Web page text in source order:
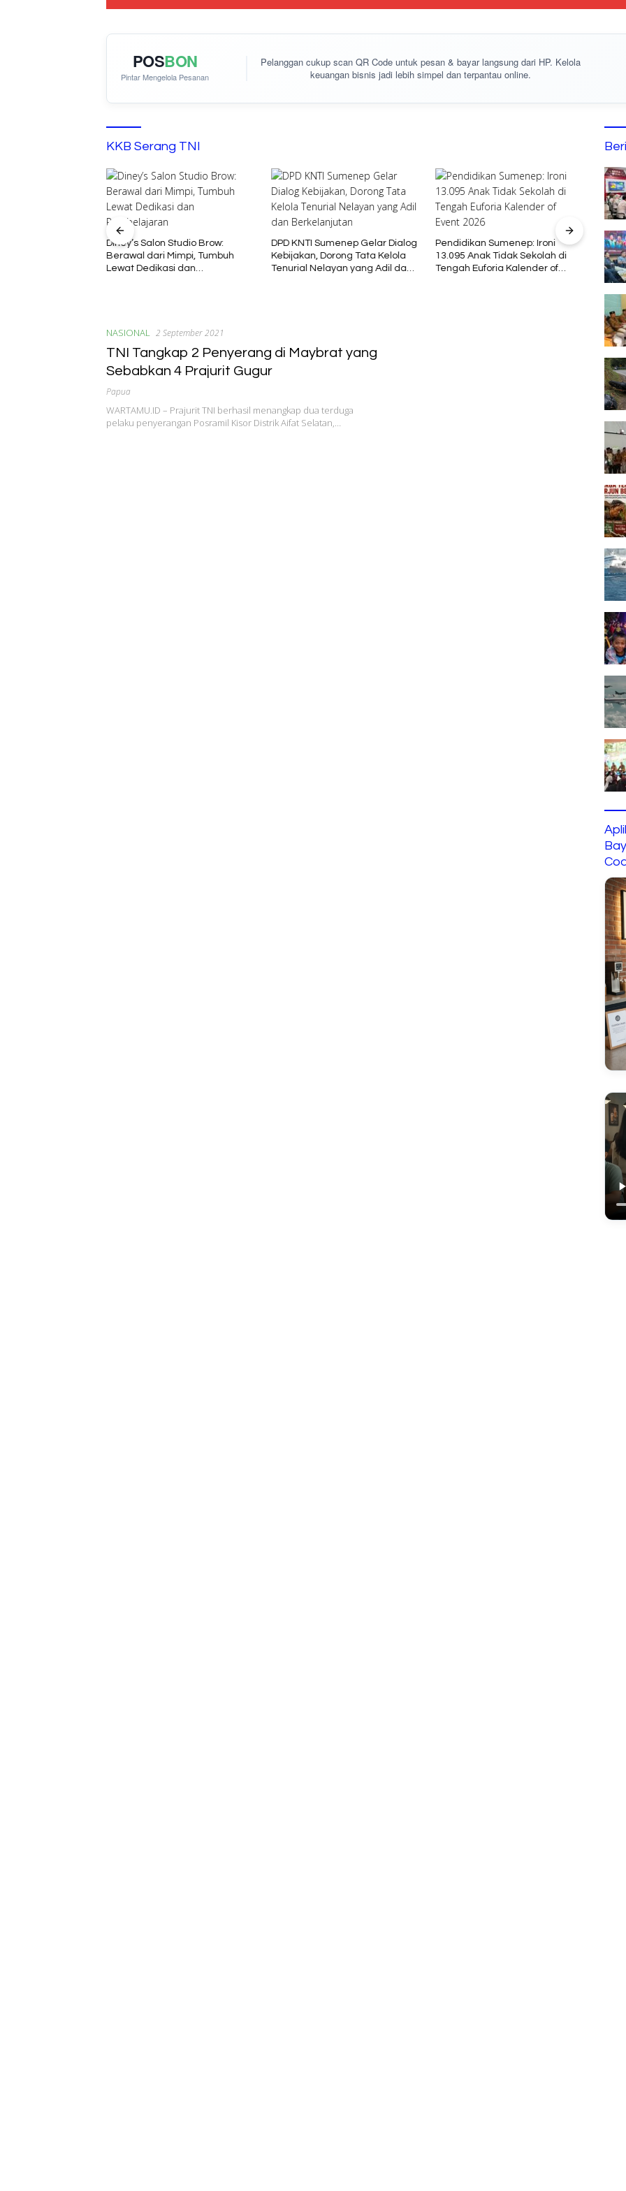
POSBON
Pintar Mengelola Pesanan
Pelanggan cukupscan QR Code untuk pesan & bayar langsung dari HP. Kelola
keuangan bisnis jadi lebih simpel dan terpantau online.
KKB Serang TNI
Diney’s Salon Studio Brow:
Berawal dari Mimpi, Tumbuh
Lewat Dedikasi dan
DPD KNTI Sumenep Gelar Dialog
Kebijakan, Dorong Tata Kelola
Tenurial Nelayan yang Adil dan
Pendidikan Sumenep: Ironi
13.095 Anak Tidak Sekolah di
Tengah Euforia Kalender of
NASIONAL 2 September 2021
TNI Tangkap 2 Penyerang di Maybrat yang
Sebabkan 4 Prajurit Gugur
Papua
WARTAMU.ID – Prajurit TNI berhasil menangkap dua terduga
pelaku penyerangan Posramil Kisor Distrik Aifat Selatan,…